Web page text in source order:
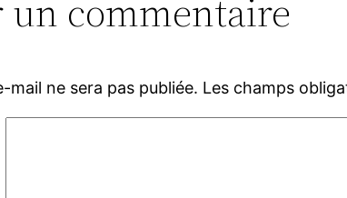
un commentaire
mail ne sera pas publiée. Les champs